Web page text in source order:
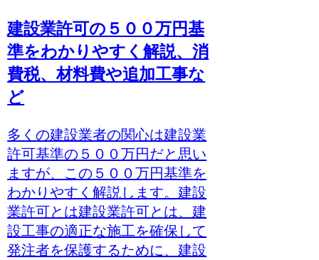
建設業許可の５００万円基
準をわかりやすく解説、消
費税、材料費や追加工事な
ど
多くの建設業者の関心は建設業
許可基準の５００万円だと思い
ますが、この５００万円基準を
わかりやすく解説します。建設
業許可とは建設業許可とは、建
設工事の適正な施工を確保して
発注者を保護するために、建設